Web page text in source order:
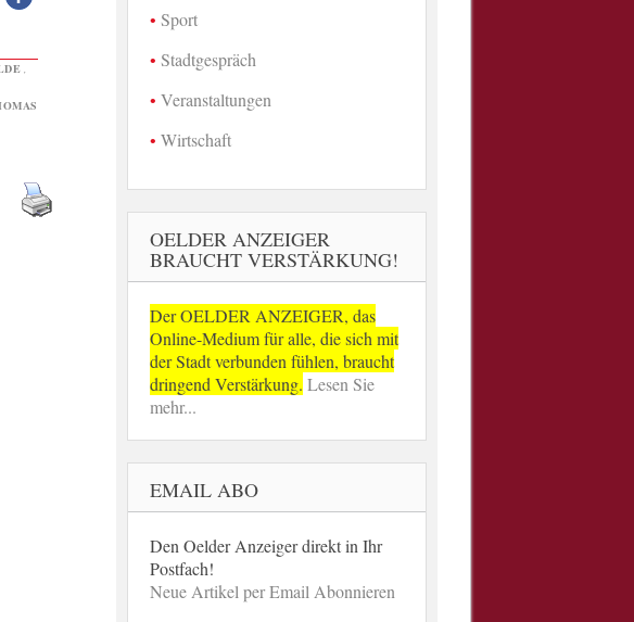
Sport
Stadtgespräch
Veranstaltungen
Wirtschaft
OELDER ANZEIGER
BRAUCHT VERSTÄRKUNG!
Der OELDER ANZEIGER, das
Online-Medium für alle, die sich mit
der Stadt verbunden fühlen, braucht
dringend Verstärkung. Lesen Sie
mehr...
EMAIL ABO
Den Oelder Anzeiger direkt in Ihr
Postfach!
Neue Artikel per Email Abonnieren